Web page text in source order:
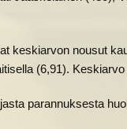
keskiarvon nousut
(6,91).
parannuksesta